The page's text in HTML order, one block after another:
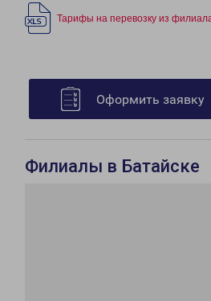
Тарифы на перевозку из
Оформить заявку
Филиалы в Батайске